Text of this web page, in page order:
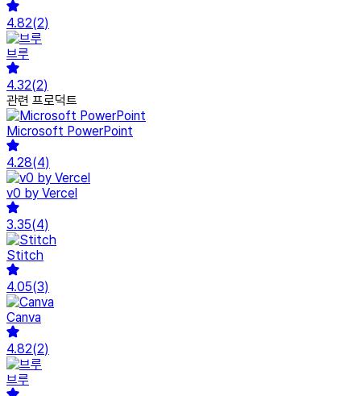
4.82(2)
브루
4.32(2)
관련 프로덕트
Microsoft PowerPoint
4.28(4)
v0 by Vercel
3.35(4)
Stitch
4.05(3)
Canva
4.82(2)
브루